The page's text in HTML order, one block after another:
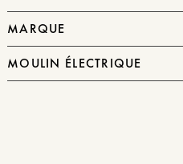
MARQUE
MOULIN ÉLECTRIQUE